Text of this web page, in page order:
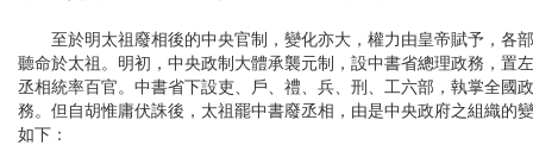
至於明太祖廢相後的中央官制，變化亦大，權力由皇帝賦予，各
聽命於太祖。明初，中央政制大體承襲元制，設中書省總理政務，置
丞相統率百官。中書省下設吏、戶、禮、兵、刑、工六部，執掌全國政
務。但自胡惟庸伏誅後，太祖罷中書廢丞相，由是中央政府之組織的
如下：